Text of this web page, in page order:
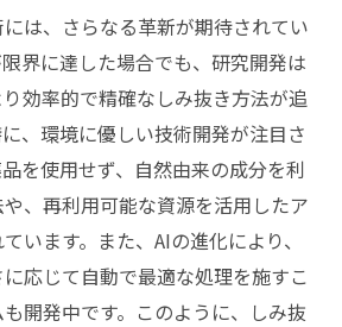
は、さらなる革新が期待されてい
界に達した場合でも、研究開発は
効率的で精確なしみ抜き方法が追
、環境に優しい技術開発が注目さ
を使用せず、自然由来の成分を利
、再利用可能な資源を活用したア
います。また、AIの進化により、
応じて自動で最適な処理を施すこ
開発中です。このように、しみ抜